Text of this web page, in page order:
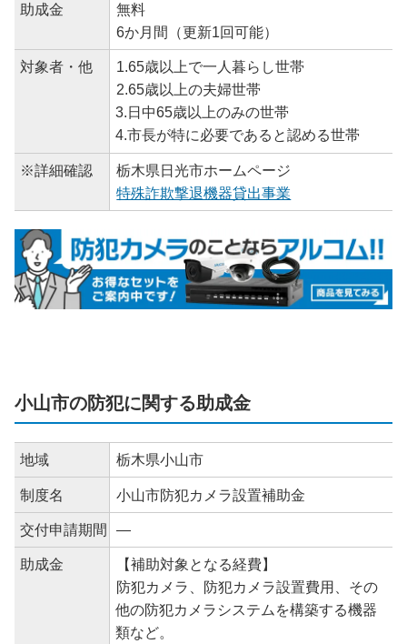
助成金
無料
6か月間（更新1回可能）
対象者・他
1.65歳以上で一人暮らし世帯
2.65歳以上の夫婦世帯
3.日中65歳以上のみの世帯
4.市長が特に必要であると認める世帯
※詳細確認
栃木県日光市ホームページ
特殊詐欺撃退機器貸出事業
小山市の防犯に関する助成金
地域 栃木県小山市
制度名 小山市防犯カメラ設置補助金
交付申請期間 ―
助成金
【補助対象となる経費】
防犯カメラ、防犯カメラ設置費用、その
他の防犯カメラシステムを構築する機器
類など。